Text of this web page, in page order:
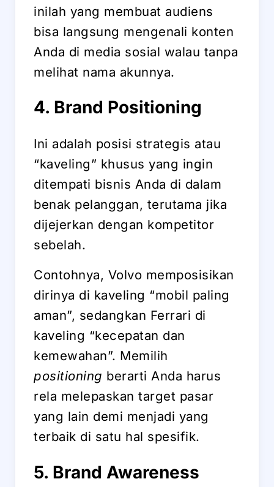
inilah yang membuat audiens
bisa langsung mengenali konten
Anda di media sosial walau tanpa
melihat nama akunnya.
4. Brand Positioning
Ini adalah posisi strategis atau
“kaveling” khusus yang ingin
ditempati bisnis Anda di dalam
benak pelanggan, terutama jika
dijejerkan dengan kompetitor
sebelah.
Contohnya, Volvo memposisikan
dirinya di kaveling “mobil paling
aman”, sedangkan Ferrari di
kaveling “kecepatan dan
kemewahan”. Memilih
positioning berarti Anda harus
rela melepaskan target pasar
yang lain demi menjadi yang
terbaik di satu hal spesifik.
5. Brand Awareness